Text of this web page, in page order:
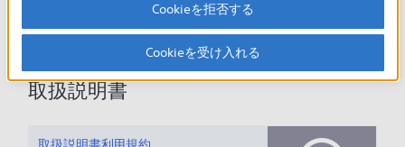
取扱説明書
Cookieを拒否する
Cookieを受け入れる